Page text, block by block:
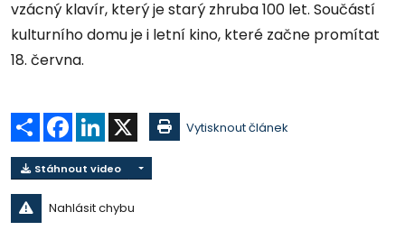
vzácný klavír, který je starý zhruba 100 let. Součástí
kulturního domu je i letní kino, které začne promítat
18. června.
Sdílet Facebook
LinkedIn Vytisknout článek
Stáhnout video
Nahlásit chybu